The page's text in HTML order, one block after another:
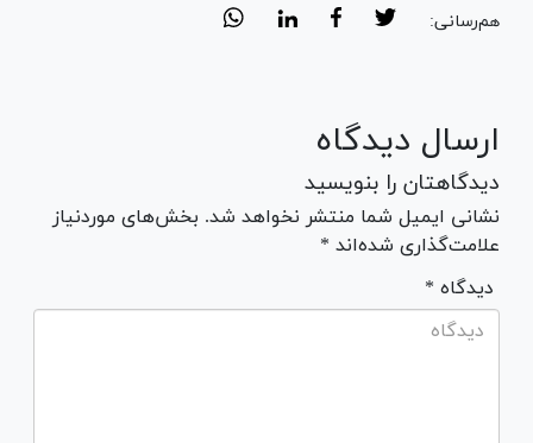
هم‌رسانی:
ارسال دیدگاه
دیدگاهتان را بنویسید
نشانی ایمیل شما منتشر نخواهد شد. بخش‌های موردنیاز
علامت‌گذاری شده‌اند *
* دیدگاه